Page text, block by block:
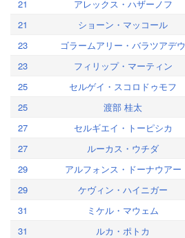
21
アレックス・ハザーノフ
21
ショーン・マッコール
23
ゴラームアリー・バラツアデウ
23
フィリップ・マーティン
25
セルゲイ・スコロドゥモフ
25
渡部 桂太
27
セルギエイ・トーピシカ
27
ルーカス・ウチダ
29
アルフォンス・ドーナウアー
29
ケヴィン・ハイニガー
31
ミケル・マウェム
31
ルカ・ポトカ